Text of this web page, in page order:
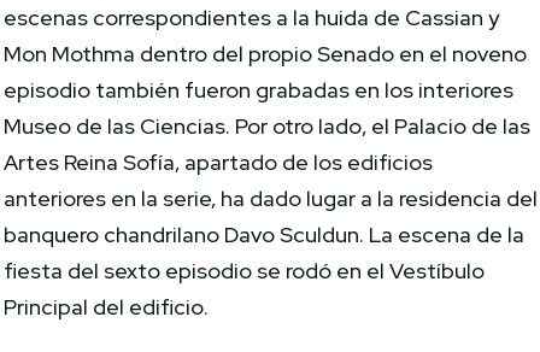
escenas correspondientes a la huida de Cassian y
Mon Mothma dentro del propio Senado en el noveno
episodio también fueron grabadas en los interiores
Museo de las Ciencias. Por otro lado, el Palacio de las
Artes Reina Sofía, apartado de los edificios
anteriores en la serie, ha dado lugar a la residencia del
banquero chandrilano Davo Sculdun. La escena de la
fiesta del sexto episodio se rodó en el Vestíbulo
Principal del edificio.